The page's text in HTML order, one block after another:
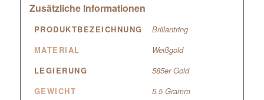
Zusätzliche Informationen
PRODUKTBEZEICHNUNG
Brillantring
MATERIAL
Weißgold
LEGIERUNG
585er Gold
GEWICHT
5,5 Gramm